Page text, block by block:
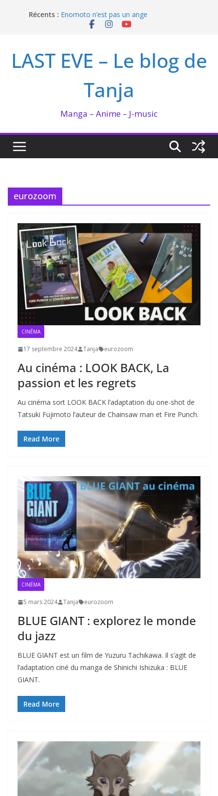
Récents : Enomoto n’est pas un ange
QUEEN BEE enflamme le Bataclan
I’m not in love de Zeniko Sumiya
LAST EVE – Le blog de
Tanja
Manga – Anime – J-music
eurozoom
CINÉMA
17 septembre 2024 Tanja eurozoom
Au cinéma : LOOK BACK, La
passion et les regrets
Au cinéma sort LOOK BACK l’adaptation du one-shot de
Tatsuki Fujimoto l’auteur de Chainsaw man et Fire Punch.
Read More
CINÉMA
5 mars 2024 Tanja eurozoom
BLUE GIANT : explorez le monde
du jazz
BLUE GIANT est un film de Yuzuru Tachikawa. Il s’agit de
l’adaptation ciné du manga de Shinichi Ishizuka : BLUE
GIANT.
Read More